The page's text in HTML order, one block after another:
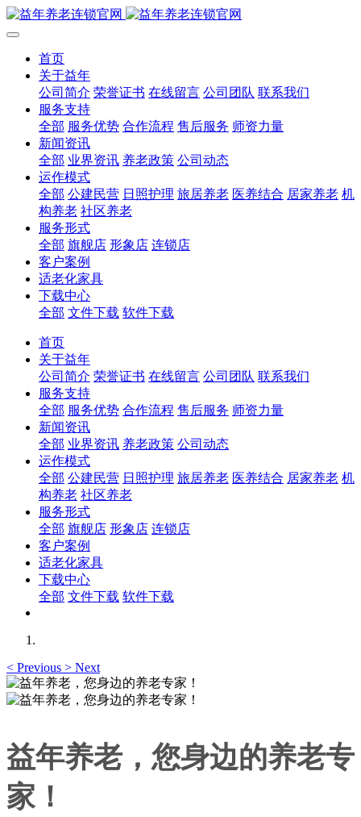
首页
关于益年
公司简介 荣誉证书 在线留言 公司团队 联系我们
服务支持
全部 服务优势 合作流程 售后服务 师资力量
新闻资讯
全部 业界资讯 养老政策 公司动态
运作模式
全部 公建民营 日照护理 旅居养老 医养结合 居家养老 机
构养老 社区养老
服务形式
全部 旗舰店 形象店 连锁店
客户案例
适老化家具
下载中心
全部 文件下载 软件下载
首页
关于益年
公司简介 荣誉证书 在线留言 公司团队 联系我们
服务支持
全部 服务优势 合作流程 售后服务 师资力量
新闻资讯
全部 业界资讯 养老政策 公司动态
运作模式
全部 公建民营 日照护理 旅居养老 医养结合 居家养老 机
构养老 社区养老
服务形式
全部 旗舰店 形象店 连锁店
客户案例
适老化家具
下载中心
全部 文件下载 软件下载
< Previous > Next
益年养老，您身边的养老专
家！